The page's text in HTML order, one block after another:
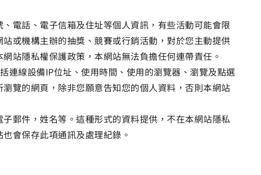
電話、電子信箱及住址等個人資訊，有些活動可能會限
或機構主辦的抽獎、競賽或行銷活動，對於您主動提供
站隱私權保護政策，本網站無法負擔任何連帶責任。
連線設備IP位址、使用時間、使用的瀏覽器、瀏覽及點選
覽的網頁，除非您願意告知您的個人資料，否則本網站
郵件，姓名等。這種形式的資料提供，不在本網站隱私
會保存此項通訊及處理紀錄。